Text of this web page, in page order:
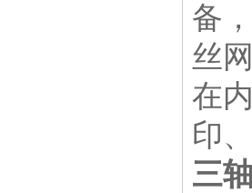
备
丝
在
印
三